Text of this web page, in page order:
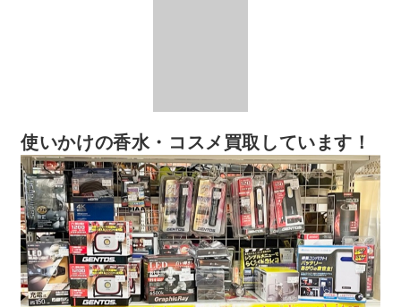
使いかけの香水・コスメ買取しています！